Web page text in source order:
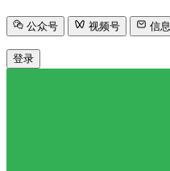
公众号 视频号
信息
登录